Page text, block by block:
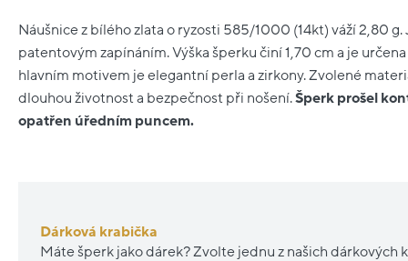
Náušnice z bílého zlata o ryzosti 585/1000 (14kt) váží 2,80 g.
patentovým zapínáním. Výška šperku činí 1,70 cm a je
hlavním motivem je elegantní perla a zirkony. Zvolené
dlouhou životnost a bezpečnost při nošení.Šperk prošel
opatřen úředním puncem.
Dárková krabička
Máte šperk jako dárek? Zvolte jednu z našich dárkových